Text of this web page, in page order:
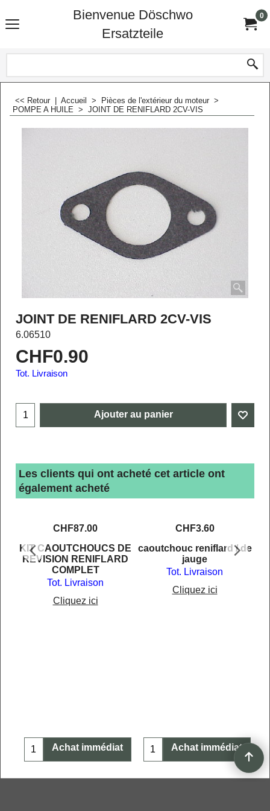
Bienvenue Döschwo
Ersatzteile
0
<< Retour Accueil > Pièces de l'extérieur du moteur >
POMPE A HUILE > JOINT DE RENIFLARD 2CV-VIS
JOINT DE RENIFLARD 2CV-VIS
6.06510
CHF0.90
Tot. Livraison
Ajouter au panier
Les clients qui ont acheté cet article ont
également acheté
CHF87.00
KIT CAOUTCHOUCS DE
REVISION RENIFLARD
COMPLET
Tot. Livraison
Cliquez ici
Achat immédiat
CHF3.60
caoutchouc reniflard / de
jauge
Tot. Livraison
Cliquez ici
Achat immédiat